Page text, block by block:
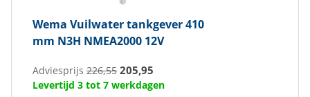
Wema Vuilwater tankgever 410
mm N3H NMEA2000 12V
Adviesprijs 226,55 205,95
Levertijd 3 tot 7 werkdagen